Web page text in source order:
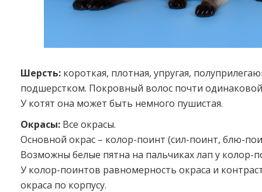
Шерсть: короткая, плотная, упругая,
подшерстком. Покровный волос почти
У котят она может быть немного пушистая.
Окрасы: Все окрасы.
Основной окрас – колор-поинт (сил-поинт, блю-
Возможны белые пятна на пальчиках лап у колор-
У колор-поинтов равномерность окраса и
окраса по корпусу.